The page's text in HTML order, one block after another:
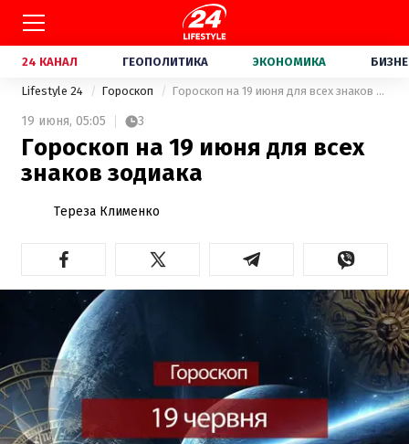
24 КАНАЛ ГЕОПОЛИТИКА ЭКОНОМИКА
Lifestyle 24 Гороскоп Гороскоп на 19 июня для всех знаков зодиака
19 июня, 05:05 3
Гороскоп на 19 июня для всех
знаков зодиака
Тереза Клименко